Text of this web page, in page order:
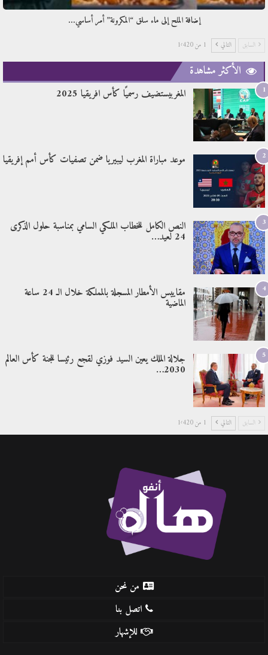
إضافة الملح إلى ماء سلق “المكرونة” أمر أساسي…
السابق التالي 1 من 1٬420
الأكثر مشاهدة
1 المغربيستضيف رسميًا كأس افريقيا 2025
2 موعد مباراة المغرب ليبيريا ضمن تصفيات كأس أمم إفريقيا
3 النص الكامل للخطاب الملكي السامي بمناسبة حلول الذكرى
24 لعيد…
4 مقاييس الأمطار المسجلة بالمملكة خلال الـ 24 ساعة
الماضية
5 جلالة الملك يعين السيد فوزي لقجع رئيسا للجنة كأس العالم
2030…
السابق التالي 1 من 1٬420
من نحن
اتصل بنا
للإشهار